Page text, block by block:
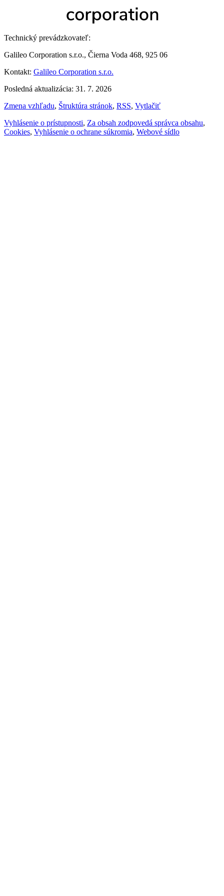
Technický prevádzkovateľ:
Galileo Corporation s.r.o., Čierna Voda 468, 925 06
Kontakt: Galileo Corporation s.r.o.
Posledná aktualizácia: 31. 7. 2026
Zmena vzhľadu, Štruktúra stránok, RSS, Vytlačiť
Vyhlásenie o prístupnosti, Za obsah zodpovedá správca obsahu,
Cookies, Vyhlásenie o ochrane súkromia, Webové sídlo